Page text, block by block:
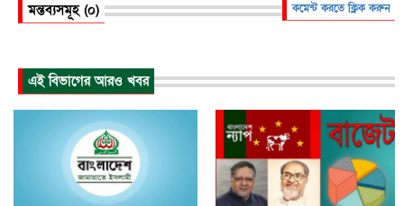
মন্তব্যসমূহ (০) কমেন্ট করতে ক্লিক করুন
এই বিভাগের আরও খবর